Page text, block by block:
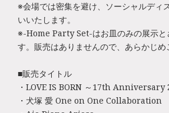
※会場では密集を避け、ソーシャルディ
いいたします。
※-Home Party Set-はお皿のみの展示と
す。販売はありませんので、あらかじめ
■販売タイトル
・LOVE IS BORN ～17th Anniversary
・犬塚 愛 One on One Collaboration